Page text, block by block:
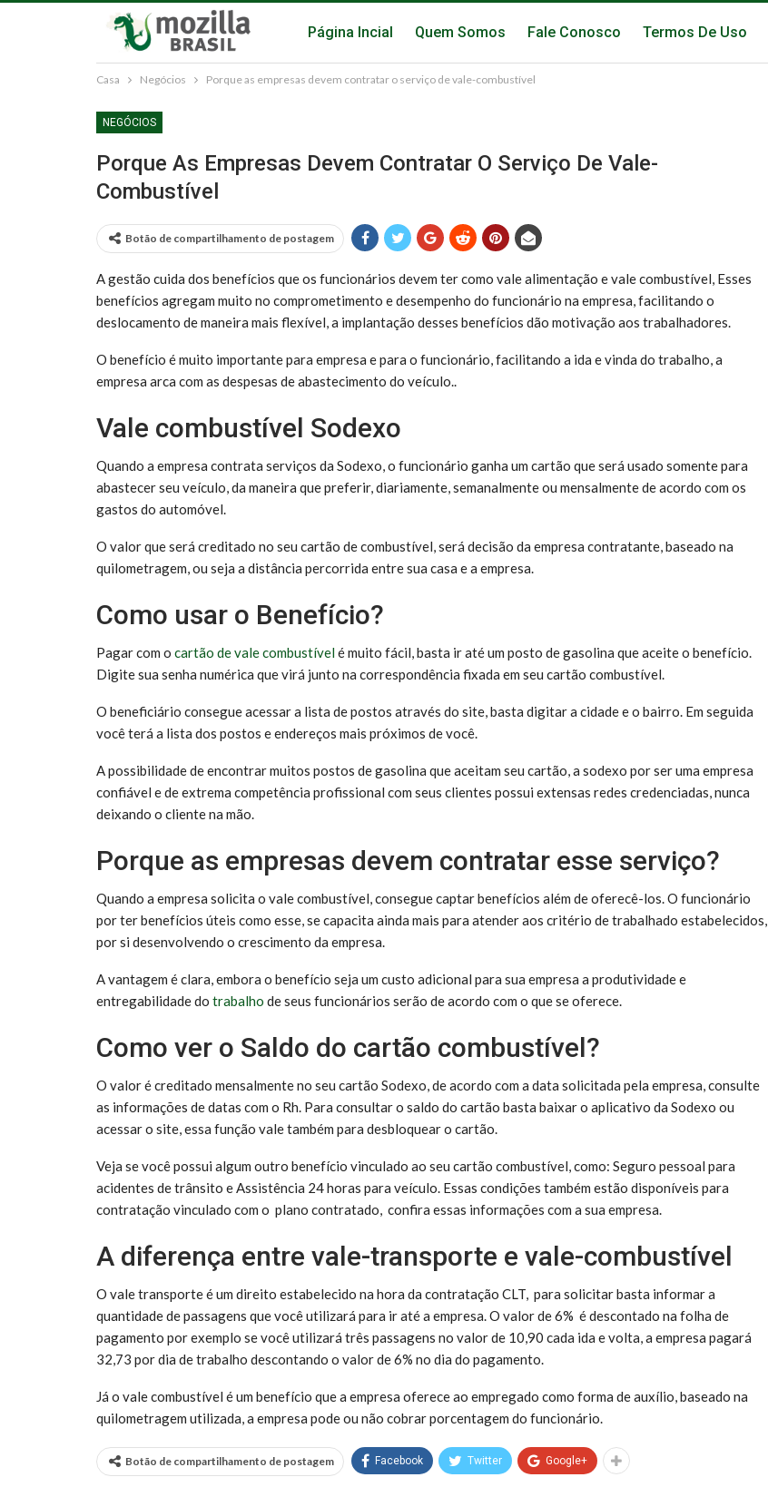
Página Incial Quem Somos Fale Conosco Termos De Uso
Casa Negócios Porque as empresas devem contratar o serviço de vale-combustível
NEGÓCIOS
Porque As Empresas Devem Contratar O Serviço De Vale-
Combustível
Botão de compartilhamento de postagem
A gestão cuida dos benefícios que os funcionários devem ter como vale alimentação e vale combustível, Esses
benefícios agregam muito no comprometimento e desempenho do funcionário na empresa, facilitando o
deslocamento de maneira mais flexível, a implantação desses benefícios dão motivação aos trabalhadores.
O benefício é muito importante para empresa e para o funcionário, facilitando a ida e vinda do trabalho, a
empresa arca com as despesas de abastecimento do veículo..
Vale combustível Sodexo
Quando a empresa contrata serviços da Sodexo, o funcionário ganha um cartão que será usado somente para
abastecer seu veículo, da maneira que preferir, diariamente, semanalmente ou mensalmente de acordo com os
gastos do automóvel.
O valor que será creditado no seu cartão de combustível, será decisão da empresa contratante, baseado na
quilometragem, ou seja a distância percorrida entre sua casa e a empresa.
Como usar o Benefício?
Pagar com o cartão de vale combustível é muito fácil, basta ir até um posto de gasolina que aceite o benefício.
Digite sua senha numérica que virá junto na correspondência fixada em seu cartão combustível.
O beneficiário consegue acessar a lista de postos através do site, basta digitar a cidade e o bairro. Em seguida
você terá a lista dos postos e endereços mais próximos de você.
A possibilidade de encontrar muitos postos de gasolina que aceitam seu cartão, a sodexo por ser uma empresa
confiável e de extrema competência profissional com seus clientes possui extensas redes credenciadas, nunca
deixando o cliente na mão.
Porque as empresas devem contratar esse serviço?
Quando a empresa solicita o vale combustível, consegue captar benefícios além de oferecê-los. O funcionário
por ter benefícios úteis como esse, se capacita ainda mais para atender aos critério de trabalhado estabelecidos,
por si desenvolvendo o crescimento da empresa.
A vantagem é clara, embora o benefício seja um custo adicional para sua empresa a produtividade e
entregabilidade do trabalho de seus funcionários serão de acordo com o que se oferece.
Como ver o Saldo do cartão combustível?
O valor é creditado mensalmente no seu cartão Sodexo, de acordo com a data solicitada pela empresa, consulte
as informações de datas com o Rh. Para consultar o saldo do cartão basta baixar o aplicativo da Sodexo ou
acessar o site, essa função vale também para desbloquear o cartão.
Veja se você possui algum outro benefício vinculado ao seu cartão combustível, como: Seguro pessoal para
acidentes de trânsito e Assistência 24 horas para veículo. Essas condições também estão disponíveis para
contratação vinculado com o plano contratado, confira essas informações com a sua empresa.
A diferença entre vale-transporte e vale-combustível
O vale transporte é um direito estabelecido na hora da contratação CLT, para solicitar basta informar a
quantidade de passagens que você utilizará para ir até a empresa. O valor de 6% é descontado na folha de
pagamento por exemplo se você utilizará três passagens no valor de 10,90 cada ida e volta, a empresa pagará
32,73 por dia de trabalho descontando o valor de 6% no dia do pagamento.
Já o vale combustível é um benefício que a empresa oferece ao empregado como forma de auxílio, baseado na
quilometragem utilizada, a empresa pode ou não cobrar porcentagem do funcionário.
Botão de compartilhamento de postagem Facebook Twitter Google+